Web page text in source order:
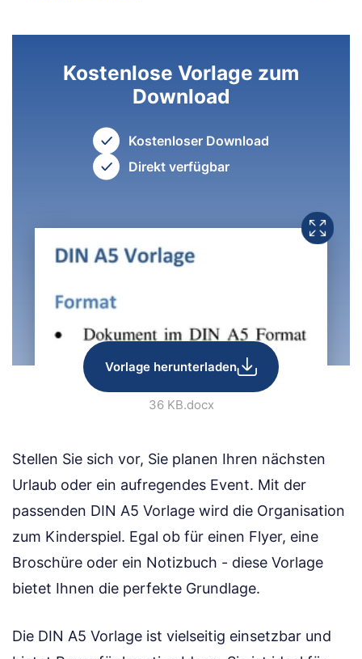
Kostenlose Vorlage zum
Download
Kostenloser Download
Direkt verfügbar
Vorlage herunterladen
36 KB.docx
Stellen Sie sich vor, Sie planen Ihren nächsten
Urlaub oder ein aufregendes Event. Mit der
passenden DIN A5 Vorlage wird die Organisation
zum Kinderspiel. Egal ob für einen Flyer, eine
Broschüre oder ein Notizbuch - diese Vorlage
bietet Ihnen die perfekte Grundlage.
Die DIN A5 Vorlage ist vielseitig einsetzbar und